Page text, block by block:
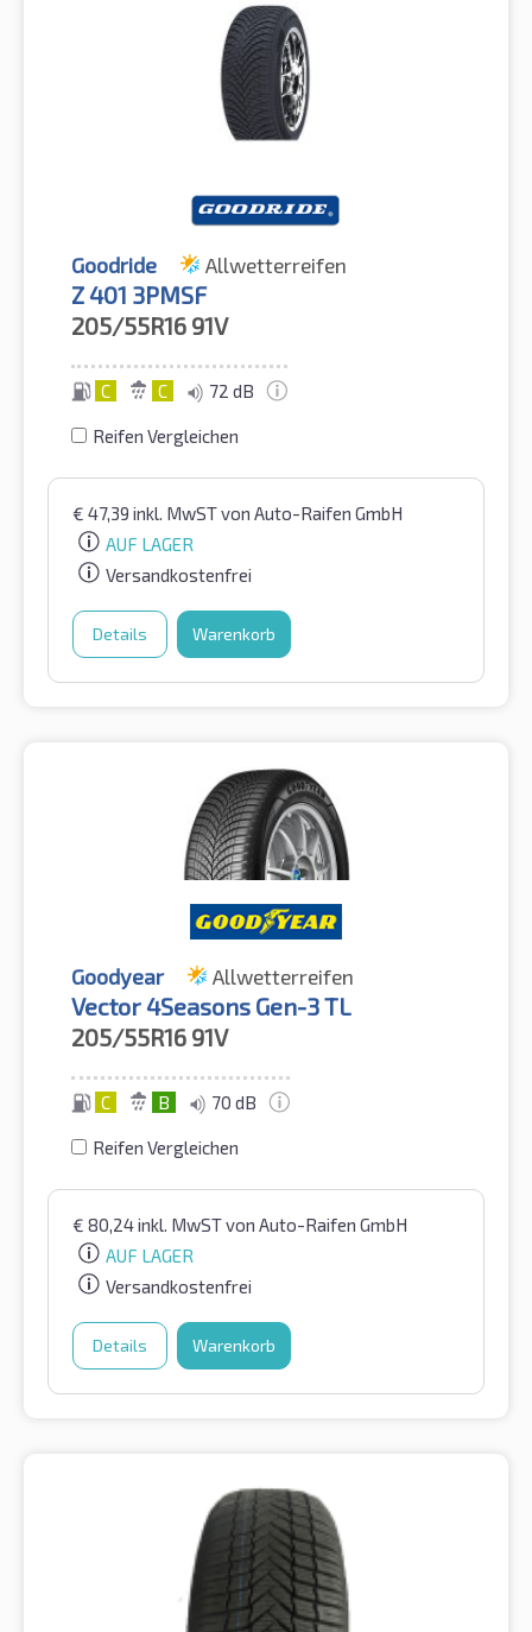
Goodride Allwetterreifen
Z 401 3PMSF
205/55R16 91V
C C 72 dB
Reifen Vergleichen
€ 47,39 inkl. MwSTvon Auto-Raifen GmbH
AUF LAGER
Versandkostenfrei
Details Warenkorb
Goodyear Allwetterreifen
Vector 4Seasons Gen-3 TL
205/55R16 91V
C B 70 dB
Reifen Vergleichen
€ 80,24inkl. MwSTvon Auto-Raifen GmbH
AUF LAGER
Versandkostenfrei
Details Warenkorb